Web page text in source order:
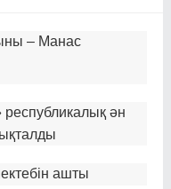
– Манас
ән
ашты